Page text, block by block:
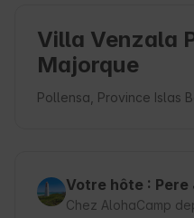
Villa Venzala
Majorque
Pollensa, Province Islas
Votre hôte : Pere
Chez AlohaCamp